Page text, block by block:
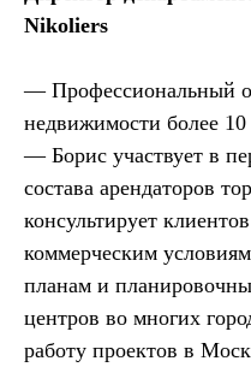
Nikoliers
— Профессиональный
недвижимости более 10
— Борис участвует в
состава арендаторов
консультирует
коммерческим
планам и
центров во многих
работу проектов в